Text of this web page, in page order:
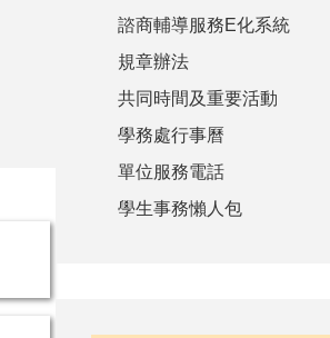
諮商輔導服務E化系統
規章辦法
共同時間及重要活動
學務處行事曆
單位服務電話
學生事務懶人包